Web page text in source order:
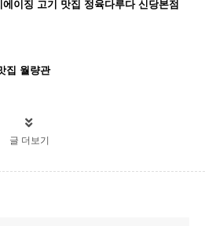
에이징 고기 맛집 정육다루다 신당본점
집 월량관
글 더보기